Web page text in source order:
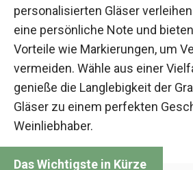
personalisierten Gläser
eine persönliche Note und
Vorteile wie Markierungen, um
vermeiden. Wähle aus einer
genieße die Langlebigkeit der
Gläser zu einem perfekten
Weinliebhaber.